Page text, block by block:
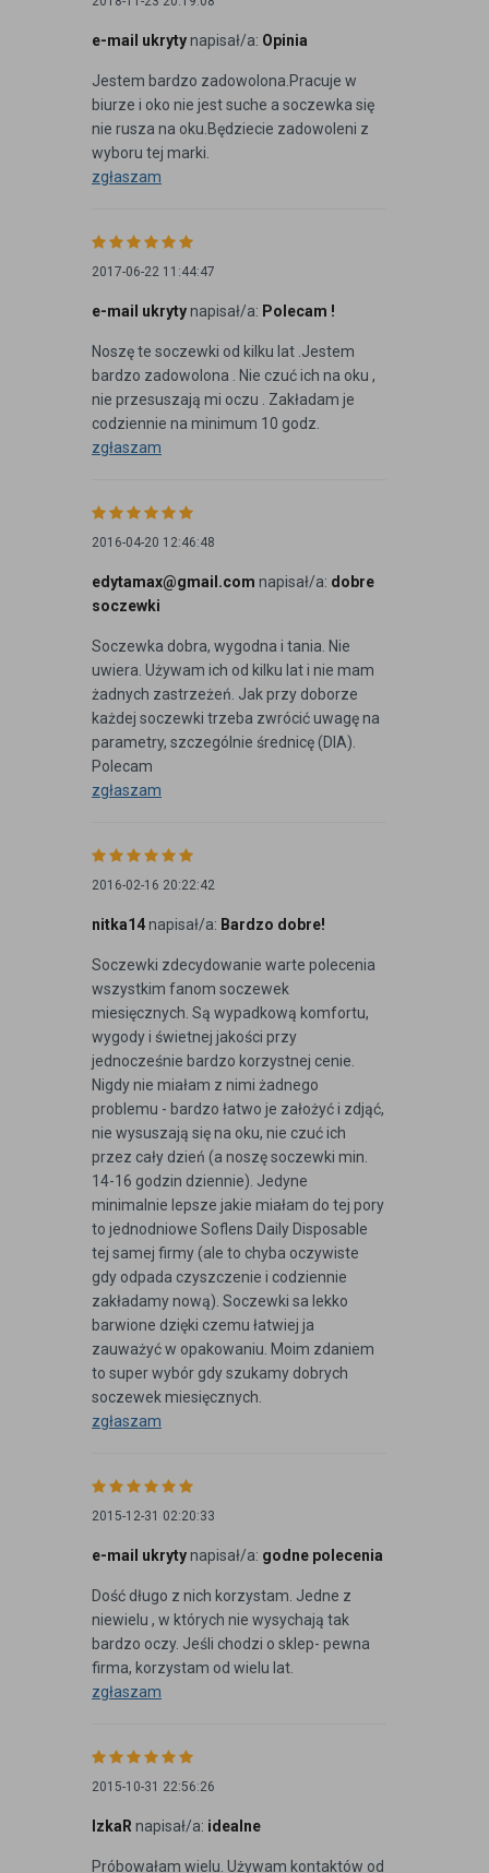
e-mail ukrytynapisał/a: Opinia
Jestem bardzo zadowolona.Pracuje w
biurze i oko nie jest suche a soczewka się
nie rusza na oku.Będziecie zadowoleni z
wyboru tej marki.
zgłaszam
2017-06-22 11:44:47
e-mail ukrytynapisał/a: Polecam !
Noszę te soczewki od kilku lat .Jestem
bardzo zadowolona . Nie czuć ich na oku ,
nie przesuszają mi oczu . Zakładam je
codziennie na minimum 10 godz.
zgłaszam
2016-04-20 12:46:48
edytamax@gmail.com napisał/a: dobre
soczewki
Soczewka dobra, wygodna i tania. Nie
uwiera. Używam ich od kilku lat i nie mam
żadnych zastrzeżeń. Jak przy doborze
każdej soczewki trzeba zwrócić uwagę na
parametry, szczególnie średnicę (DIA).
Polecam
zgłaszam
2016-02-16 20:22:42
nitka14napisał/a: Bardzo dobre!
Soczewki zdecydowanie warte polecenia
wszystkim fanom soczewek
miesięcznych. Są wypadkową komfortu,
wygody i świetnej jakości przy
jednocześnie bardzo korzystnej cenie.
Nigdy nie miałam z nimi żadnego
problemu - bardzo łatwo je założyć i zdjąć,
nie wysuszają się na oku, nie czuć ich
przez cały dzień (a noszę soczewki min.
14-16 godzin dziennie). Jedyne
minimalnie lepsze jakie miałam do tej pory
to jednodniowe Soflens Daily Disposable
tej samej firmy (ale to chyba oczywiste
gdy odpada czyszczenie i codziennie
zakładamy nową). Soczewki sa lekko
barwione dzięki czemu łatwiej ja
zauważyć w opakowaniu. Moim zdaniem
to super wybór gdy szukamy dobrych
soczewek miesięcznych.
zgłaszam
2015-12-31 02:20:33
e-mail ukrytynapisał/a: godne polecenia
Dość długo z nich korzystam. Jedne z
niewielu , w których nie wysychają tak
bardzo oczy. Jeśli chodzi o sklep- pewna
firma, korzystam od wielu lat.
zgłaszam
2015-10-31 22:56:26
IzkaR napisał/a: idealne
Próbowałam wielu. Używam kontaktów od